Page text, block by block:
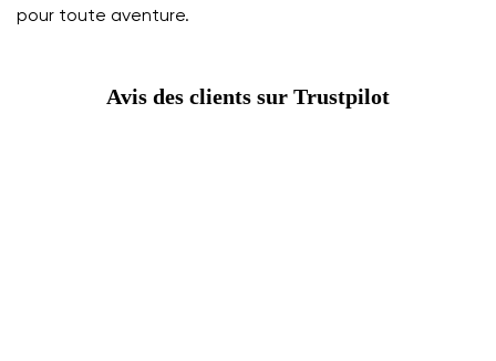
pour toute aventure.
Avis des clients sur Trustpilot